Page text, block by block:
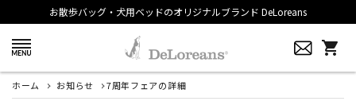
お散歩バッグ・犬用ベッドのオリジナルブランド DeLoreans
shopping_cart
ホーム お知らせ 7周年フェアの詳細